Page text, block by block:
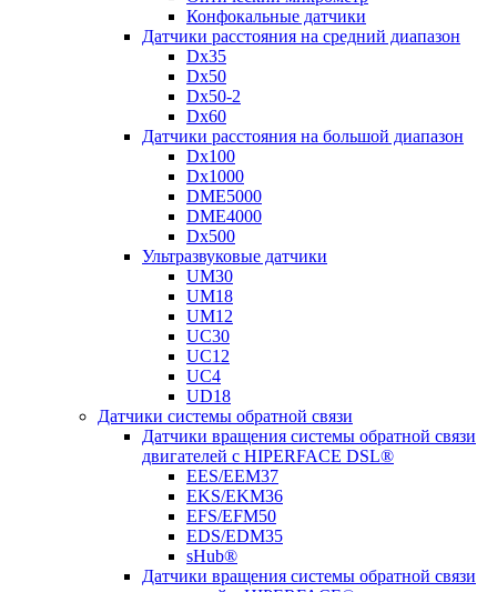
Конфокальные датчики
Датчики расстояния на средний диапазон
Dx35
Dx50
Dx50-2
Dx60
Датчики расстояния на большой диапазон
Dx100
Dx1000
DME5000
DME4000
Dx500
Ультразвуковые датчики
UM30
UM18
UM12
UC30
UC12
UC4
UD18
Датчики системы обратной связи
Датчики вращения системы обратной связи
двигателей с HIPERFACE DSL®
EES/EEM37
EKS/EKM36
EFS/EFM50
EDS/EDM35
sHub®
Датчики вращения системы обратной связи